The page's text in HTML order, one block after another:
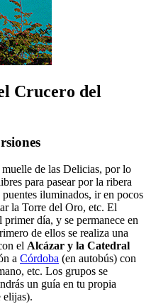
Crucero del
de las Delicias, por lo
para pasear por la ribera
iluminados, ir en pocos
la Torre del Oro, etc. El
día, y se permanece en
de ellos se realiza una
el Alcázar y la Catedral
a Córdoba (en autobús) con
etc. Los grupos se
un guía en tu propia
elijas).